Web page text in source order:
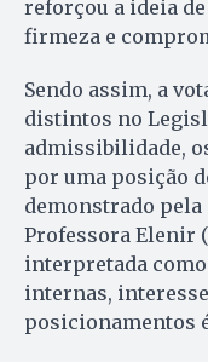
reforçou a ideia
firmeza e
Sendo assim, a
distintos no
admissibilidade,
por uma posição
demonstrado pela
Professora Elenir
interpretada
internas,
posicionamentos